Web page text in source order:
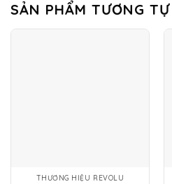
SẢN PHẨM TƯƠNG TỰ
THƯƠNG HIỆU REVOLU